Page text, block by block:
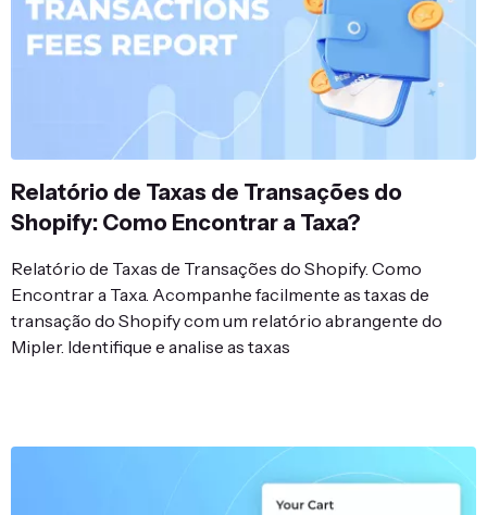
Relatório de Taxas de Transações do
Shopify: Como Encontrar a Taxa?
Relatório de Taxas de Transações do Shopify. Como
Encontrar a Taxa. Acompanhe facilmente as taxas de
transação do Shopify com um relatório abrangente do
Mipler. Identifique e analise as taxas